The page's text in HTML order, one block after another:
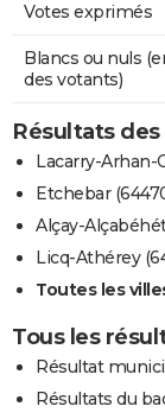
Votes exprimés
Blancs ou nuls
des votants)
Résultats
Lacarry-Arhan-
Etchebar
Alçay-
Licq-Athérey
Toutes les
Tous les
Résultat
Résultats du